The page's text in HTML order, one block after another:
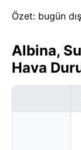
Özet: bugün
Albina,
Hava